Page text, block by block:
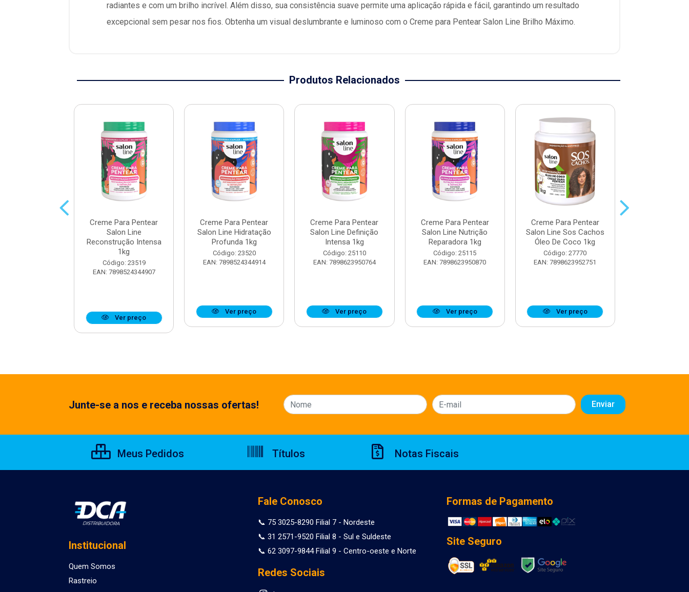
radiantes e com um brilho incrível. Além disso, sua consistência suave permite uma aplicação rápida e fácil, garantindo um resultado
excepcional sem pesar nos fios. Obtenha um visual deslumbrante e luminoso com o Creme para Pentear Salon Line Brilho Máximo.
Produtos Relacionados
Creme Para Pentear
Salon Line
Reconstrução Intensa
1kg
Código: 23519
EAN: 7898524344907
Ver preço
Creme Para Pentear
Salon Line Hidratação
Profunda 1kg
Código: 23520
EAN: 7898524344914
Ver preço
Creme Para Pentear
Salon Line Definição
Intensa 1kg
Código: 25110
EAN: 7898623950764
Ver preço
Creme Para Pentear
Salon Line Nutrição
Reparadora 1kg
Código: 25115
EAN: 7898623950870
Ver preço
Creme Para Pentear
Salon Line Sos Cachos
Óleo De Coco 1kg
Código: 27770
EAN: 7898623952751
Ver preço
Junte-se a nos e receba nossas ofertas!
Meus Pedidos Títulos Notas Fiscais
Institucional
Quem Somos
Rastreio
Fale Conosco
📞 75 3025-8290 Filial 7 - Nordeste
📞 31 2571-9520 Filial 8 - Sul e Suldeste
📞 62 3097-9844 Filial 9 - Centro-oeste e Norte
Redes Sociais
Formas de Pagamento
Site Seguro